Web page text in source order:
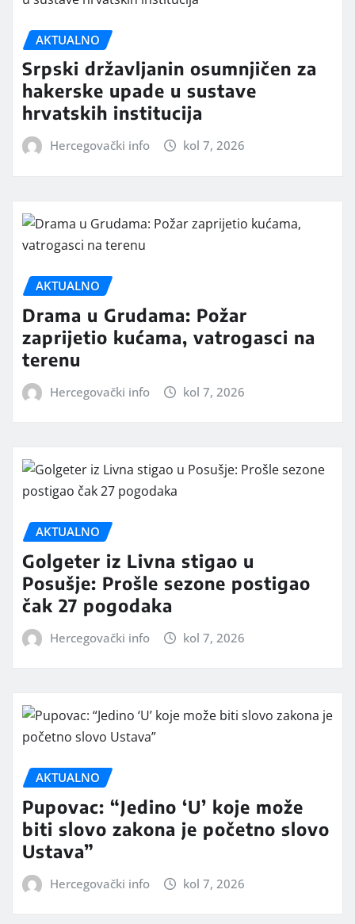
AKTUALNO
Srpski državljanin osumnjičen za
hakerske upade u sustave
hrvatskih institucija
Hercegovački info kol 7, 2026
AKTUALNO
Drama u Grudama: Požar
zaprijetio kućama, vatrogasci na
terenu
Hercegovački info kol 7, 2026
AKTUALNO
Golgeter iz Livna stigao u
Posušje: Prošle sezone postigao
čak 27 pogodaka
Hercegovački info kol 7, 2026
AKTUALNO
Pupovac: “Jedino ‘U’ koje može
biti slovo zakona je početno slovo
Ustava”
Hercegovački info kol 7, 2026